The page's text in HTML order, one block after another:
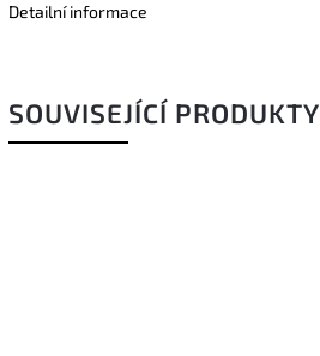
Detailní informace
SOUVISEJÍCÍ PRODUKTY